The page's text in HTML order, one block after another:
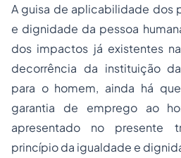
A guisa de aplicabilidade dos
e dignidade da pessoa
dos impactos já existentes
decorrência da instituição
para o homem, ainda há
garantia de emprego ao
apresentado no presente
princípio da igualdade e